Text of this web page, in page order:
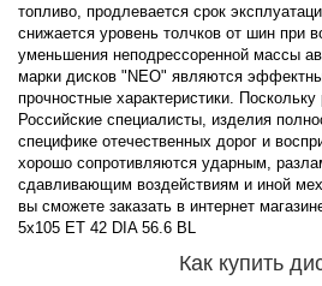
топливо, продлевается срок
снижается уровень толчков от шин при
уменьшения неподрессоренной массы
марки дисков "NEO" являются
прочностные характеристики.
Российские специалисты, изделия
специфике отечественных дорог и
хорошо сопротивляются ударным,
сдавливающим воздействиям и иной
вы сможете заказать в интернет
5x105 ET 42 DIA 56.6 BL
Как купить